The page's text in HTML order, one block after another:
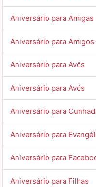
Aniversário para Amigas
Aniversário para Amigos
Aniversário para Avôs
Aniversário para Avós
Aniversário para
Aniversário para
Aniversário para
Aniversário para Filhas